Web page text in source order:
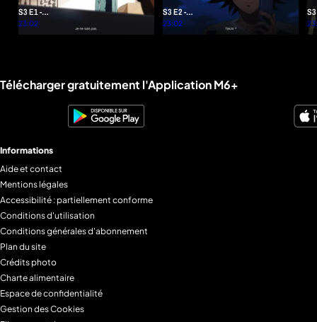
S3 E1 -
Retrouvailles
23:02
S3 E2 -
Retrouvailles
(2e partie)
23:02
Liens utiles M6+.
Télécharger gratuitement l'Application M6+
Informations
Aide et contact
Mentions légales
Accessibilité : partiellement conforme
Conditions d'utilisation
Conditions générales d'abonnement
Plan du site
Crédits photo
Charte alimentaire
Espace de confidentialité
Gestion des Cookies